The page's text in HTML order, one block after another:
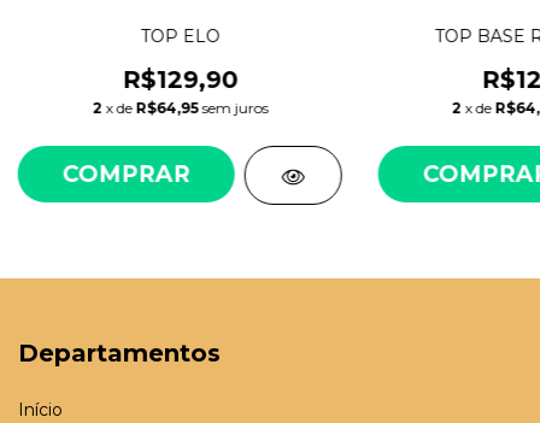
TOP ELO
R$129,90
2 x de R$64,95 sem juros
COMPRAR
TOP BASE
2 x de
Departamentos
Início